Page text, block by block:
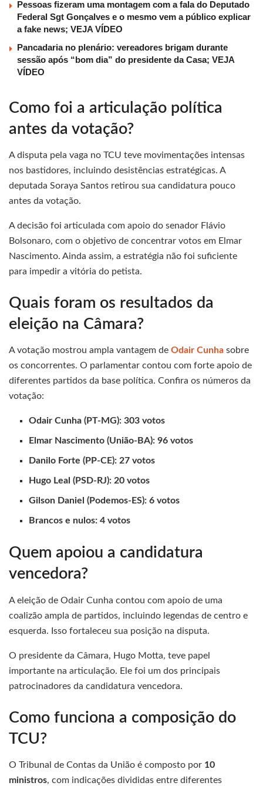
Pessoas fizeram uma montagem com a fala do Deputado
Federal Sgt Gonçalves e o mesmo vem a público explicar
a fake news; VEJA VÍDEO
Pancadaria no plenário: vereadores brigam durante
sessão após “bom dia” do presidente da Casa; VEJA
VÍDEO
Como foi a articulação política
antes da votação?
A disputa pela vaga no TCU teve movimentações intensas
nos bastidores, incluindo desistências estratégicas. A
deputada Soraya Santos retirou sua candidatura pouco
antes da votação.
A decisão foi articulada com apoio do senador Flávio
Bolsonaro, com o objetivo de concentrar votos em Elmar
Nascimento. Ainda assim, a estratégia não foi suficiente
para impedir a vitória do petista.
Quais foram os resultados da
eleição na Câmara?
A votação mostrou ampla vantagem de Odair Cunha sobre
os concorrentes. O parlamentar contou com forte apoio de
diferentes partidos da base política. Confira os números da
votação:
Odair Cunha (PT-MG): 303 votos
Elmar Nascimento (União-BA): 96 votos
Danilo Forte (PP-CE): 27 votos
Hugo Leal (PSD-RJ): 20 votos
Gilson Daniel (Podemos-ES): 6 votos
Brancos e nulos: 4 votos
Quem apoiou a candidatura
vencedora?
A eleição de Odair Cunha contou com apoio de uma
coalizão ampla de partidos, incluindo legendas de centro e
esquerda. Isso fortaleceu sua posição na disputa.
O presidente da Câmara, Hugo Motta, teve papel
importante na articulação. Ele foi um dos principais
patrocinadores da candidatura vencedora.
Como funciona a composição do
TCU?
O Tribunal de Contas da União é composto por 10
ministros, com indicações divididas entre diferentes